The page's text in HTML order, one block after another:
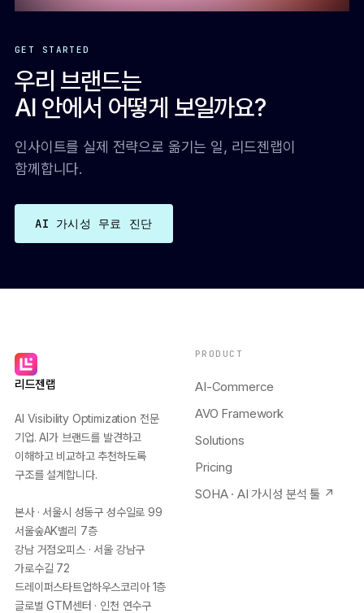
GET STARTED
우리 브랜드는
AI 안에서 어떻게 보일까요?
인사이트를 실제 전략으로 옮기는 일, 리드젠랩이
함께합니다.
AI 가시성 무료 진단
리드젠랩
AI Visibility Optimization 전문
기업. AI가 브랜드를 발견하고
이해하고 비교하고 추천하도록
구조를 설계합니다.
본사 · 서울시 성동구 성수일로 99
서울숲AK밸리 7층
강남 거점오피스 · 서울 강남구
가로수길 72
드레이퍼스타트업하우스코리아 1층
글로벌 GTM센터 · 인천 연수구
PRODUCT
AI-Commerce
AVO Framework
Solutions
Pricing
SOHA · AI 가시성 분석 툴 ↗